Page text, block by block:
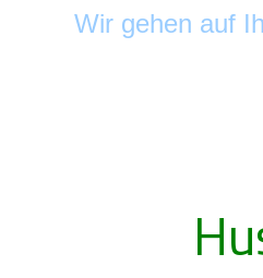
Wir gehen auf